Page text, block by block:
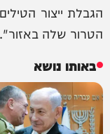
הגבלת ייצור
הטרור שלה באזור".
באותו נושא